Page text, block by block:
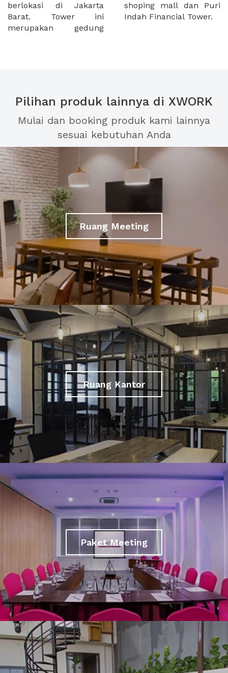
berlokasi di Jakarta
Barat. Tower ini
merupakan gedung
shoping mall dan Puri
Indah Financial Tower.
Pilihan produk lainnya di XWORK
Mulai dan booking produk kami lainnya
sesuai kebutuhan Anda
Ruang Meeting
Ruang Kantor
Paket Meeting